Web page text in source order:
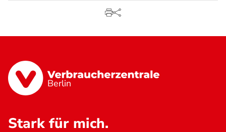
Berlin
Stark für mich.